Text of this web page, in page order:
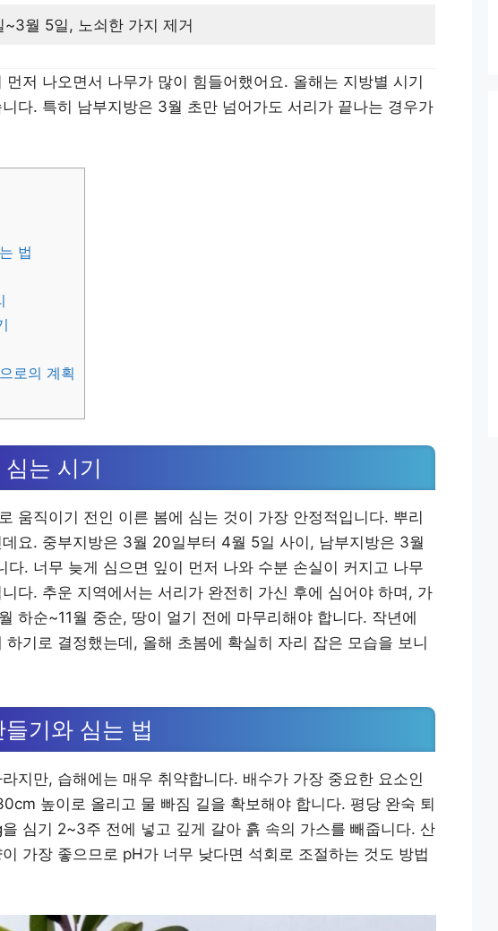
~3월 5일, 노쇠한 가지 제거
저 나오면서 나무가 많이 힘들어했어요. 올해는 지방별 시기
다. 특히 남부지방은 3월 초만 넘어가도 서리가 끝나는 경우가
법
로의 계획
는 시기
움직이기 전인 이른 봄에 심는 것이 가장 안정적입니다. 뿌리
요. 중부지방은 3월 20일부터 4월 5일 사이, 남부지방은 3월
. 너무 늦게 심으면 잎이 먼저 나와 수분 손실이 커지고 나무
다. 추운 지역에서는 서리가 완전히 가신 후에 심어야 하며, 가
하순~11월 중순, 땅이 얼기 전에 마무리해야 합니다. 작년에
기로 결정했는데, 올해 초봄에 확실히 자리 잡은 모습을 보니
기와 심는 법
지만, 습해에는 매우 취약합니다. 배수가 가장 중요한 요소인
높이로 올리고 물 빠짐 길을 확보해야 합니다. 평당 완숙 퇴
심기 2~3주 전에 넣고 깊게 갈아 흙 속의 가스를 빼줍니다. 산
가장 좋으므로 pH가 너무 낮다면 석회로 조절하는 것도 방법